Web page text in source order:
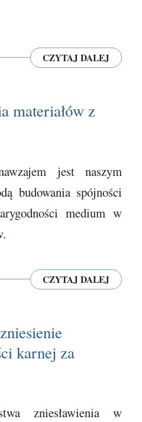
CZYTAJ DALEJ
materiałów z
jest naszym
budowania spójności
medium w
CZYTAJ DALEJ
karnej za
zniesławienia w